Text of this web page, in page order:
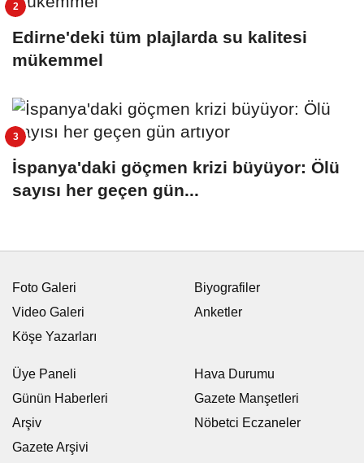
Edirne'deki tüm plajlarda su kalitesi
mükemmel
İspanya'daki göçmen krizi büyüyor: Ölü
sayısı her geçen gün...
Foto Galeri
Video Galeri
Köşe Yazarları
Biyografiler
Anketler
Üye Paneli
Günün Haberleri
Arşiv
Gazete Arşivi
Hava Durumu
Gazete Manşetleri
Nöbetci Eczaneler